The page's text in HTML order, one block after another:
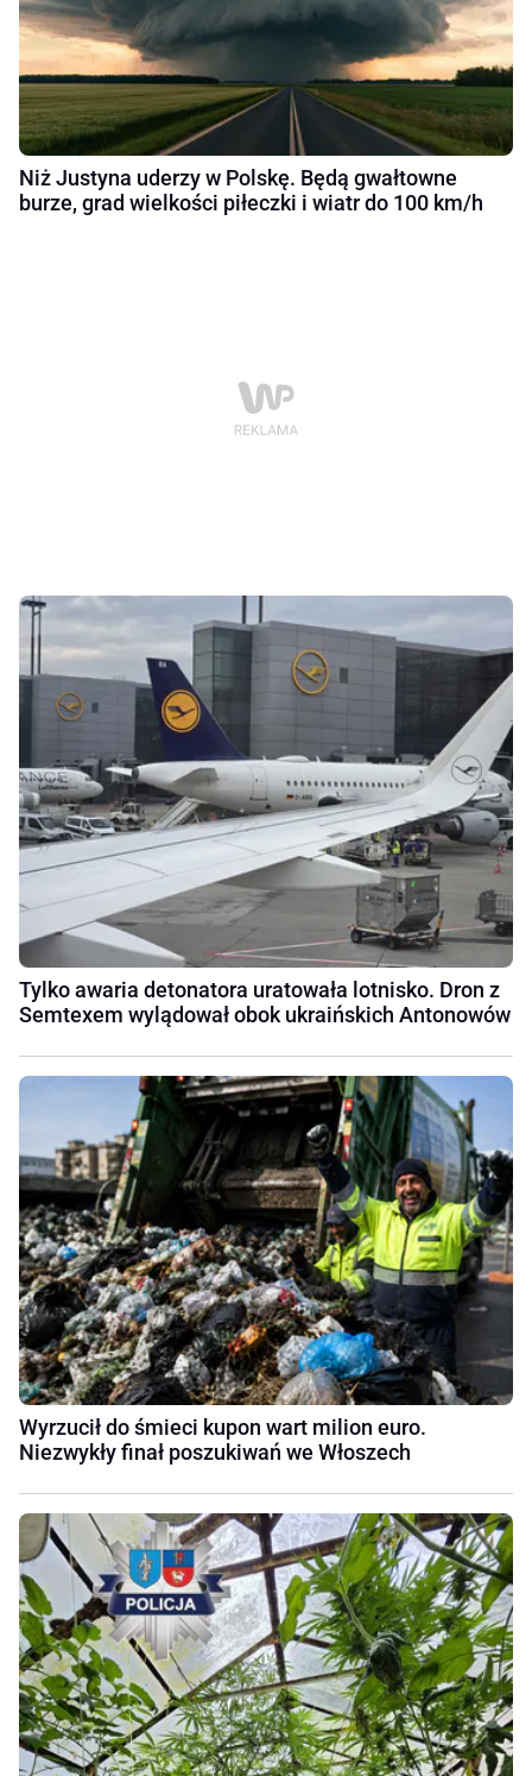
Niż Justyna uderzy w Polskę. Będą gwałtowne
burze, grad wielkości piłeczki i wiatr do 100 km/h
Tylko awaria detonatora uratowała lotnisko. Dron z
Semtexem wylądował obok ukraińskich Antonowów
Wyrzucił do śmieci kupon wart milion euro.
Niezwykły finał poszukiwań we Włoszech